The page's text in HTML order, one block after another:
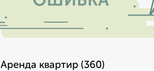
Аренда квартир (360)